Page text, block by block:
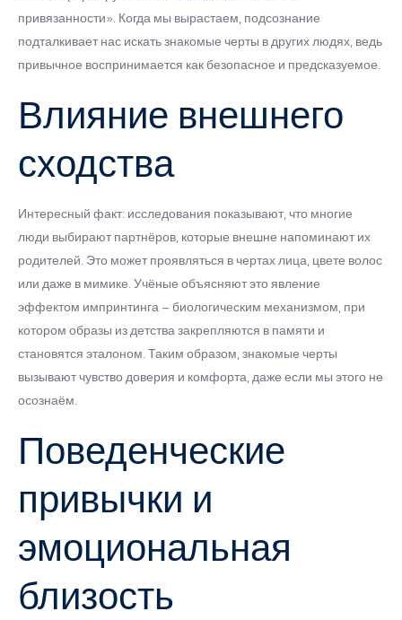
привязанности». Когда мы вырастаем, подсознание
подталкивает нас искать знакомые черты в других людях, ведь
привычное воспринимается как безопасное и предсказуемое.
Влияние внешнего
сходства
Интересный факт: исследования показывают, что многие
люди выбирают партнёров, которые внешне напоминают их
родителей. Это может проявляться в чертах лица, цвете волос
или даже в мимике. Учёные объясняют это явление
эффектом импринтинга – биологическим механизмом, при
котором образы из детства закрепляются в памяти и
становятся эталоном. Таким образом, знакомые черты
вызывают чувство доверия и комфорта, даже если мы этого не
осознаём.
Поведенческие
привычки и
эмоциональная
близость